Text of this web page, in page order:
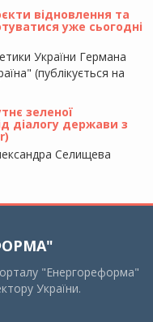
відновлення та
уже сьогодні
України Германа
(публікується на
зеленої
діалогу держави з
Селищева
"Енергореформа"
України.